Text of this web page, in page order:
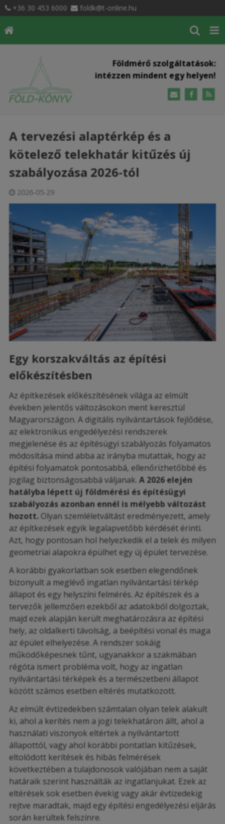
+36 30 453 6000 foldk@t-online.hu
Földmérő szolgáltatások:
intézzen mindent egy helyen!
A tervezési alaptérkép és a
kötelező telekhatár kitűzés új
szabályozása 2026-tól
2026-05-29
Egy korszakváltás az építési
előkészítésben
Az építkezések előkészítésének világa az elmúlt
években jelentős változásokon ment keresztül
Magyarországon. A digitális nyilvántartások fejlődése,
az elektronikus engedélyezési rendszerek
megjelenése és az építésügyi szabályozás folyamatos
módosítása mind abba az irányba mutattak, hogy az
építési folyamatok pontosabbá, ellenőrizhetőbbé és
jogilag biztonságosabbá váljanak. A 2026 elején
hatályba lépett új földmérési és építésügyi
szabályozás azonban ennél is mélyebb változást
hozott.Olyan szemléletváltást eredményezett, amely
az építkezések egyik legalapvetőbb kérdését érinti.
Azt, hogy pontosan hol helyezkedik el a telek és milyen
geometriai alapokra épülhet egy új épület tervezése.
A korábbi gyakorlatban sok esetben elegendőnek
bizonyult a meglévő ingatlan nyilvántartási térkép
állapot és egy helyszíni felmérés. Az építészek és a
tervezők jellemzően ezekből az adatokból dolgoztak,
majd ezek alapján került meghatározásra az építési
hely, az oldalkerti távolság, a beépítési vonal és maga
az épület elhelyezése. A rendszer sokáig
működőképesnek tűnt, ugyanakkor a szakmában
régóta ismert probléma volt, hogy az ingatlan
nyilvántartási térképek és a természetbeni állapot
között számos esetben eltérés mutatkozott.
Az elmúlt évtizedekben számtalan olyan telek alakult
ki, ahol a kerítés nem a jogi telekhatáron állt, ahol a
használati viszonyok eltértek a nyilvántartott
állapottól, vagy ahol korábbi pontatlan kitűzések,
eltolódott kerítések és hibás felmérések
következtében a tulajdonosok valójában nem a saját
határaik szerint használták az ingatlanjukat. Ezek az
eltérések sok esetben évekig vagy akár évtizedekig
rejtve maradtak, majd egy építési engedélyezési eljárás
során kerültek felszínre.